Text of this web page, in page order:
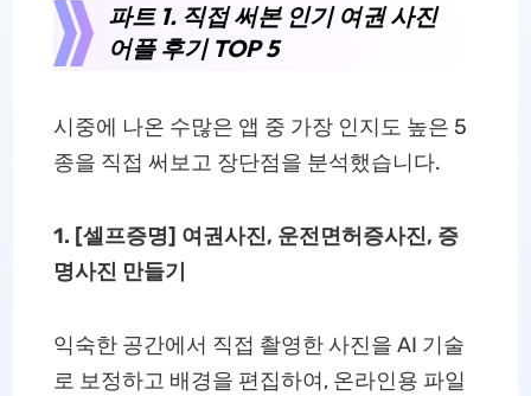
파트 1. 직접 써본 인기 여권 사진
어플 후기 TOP 5
시중에 나온 수많은 앱 중 가장 인지도 높은 5
종을 직접 써보고 장단점을 분석했습니다.
1. [셀프증명] 여권사진, 운전면허증사진, 증
명사진 만들기
익숙한 공간에서 직접 촬영한 사진을 AI 기술
로 보정하고 배경을 편집하여, 온라인용 파일